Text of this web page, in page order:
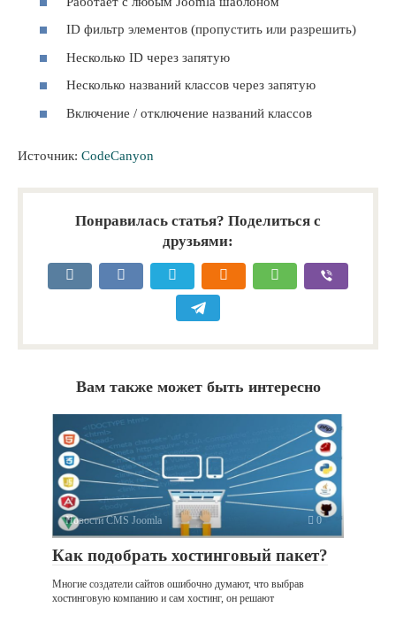
ID фильтр элементов (пропустить или разрешить)
Несколько ID через запятую
Несколько названий классов через запятую
Включение / отключение названий классов
Источник: CodeCanyon
Понравилась статья? Поделиться с
друзьями:
Вам также может быть интересно
Новости CMS Joomla 0
Как подобрать хостинговый пакет?
Многие создатели сайтов ошибочно думают, что выбрав
хостинговую компанию и сам хостинг, он решают